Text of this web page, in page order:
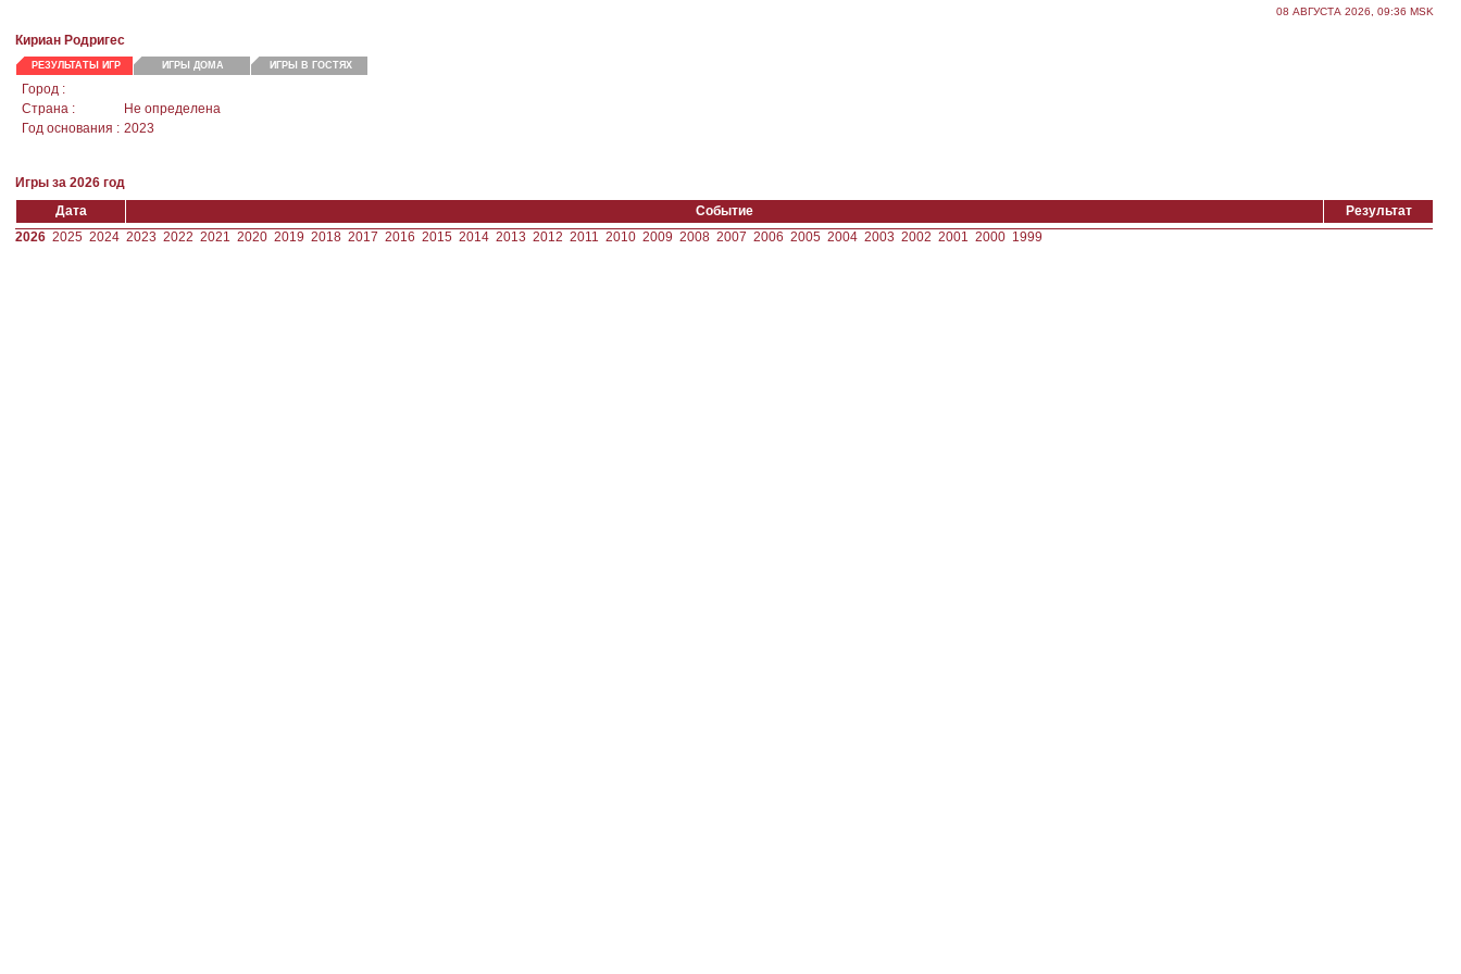
08 АВГУСТА 2026, 09:36 MSK
Кириан Родригес
РЕЗУЛЬТАТЫ ИГР ИГРЫ ДОМА ИГРЫ В ГОСТЯХ
Город :
Страна :
Не определена
Год основания : 2023
Игры за 2026 год
Дата
Событие
Результат
2026 2025 2024 2023 2022 2021 2020 2019 2018 2017 2016 2015 2014 2013 2012 2011 2010 2009 2008 2007 2006 2005 2004 2003 2002 2001 2000 1999